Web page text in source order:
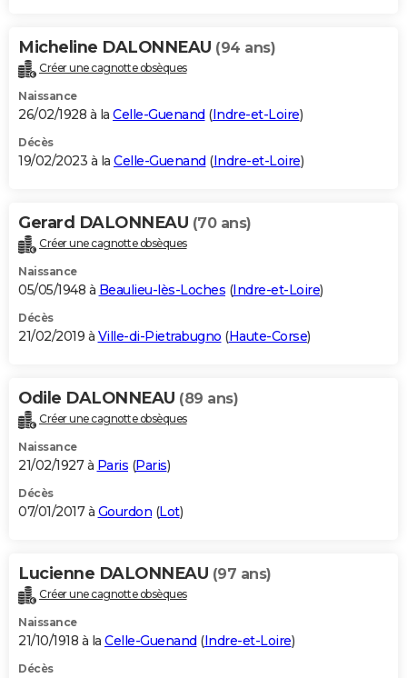
Micheline DALONNEAU (94 ans)
Créer une cagnotte obsèques
Naissance
26/02/1928 à la Celle-Guenand (Indre-et-Loire)
Décès
19/02/2023 à la Celle-Guenand (Indre-et-Loire)
Gerard DALONNEAU (70 ans)
Créer une cagnotte obsèques
Naissance
05/05/1948 à Beaulieu-lès-Loches (Indre-et-Loire)
Décès
21/02/2019 à Ville-di-Pietrabugno (Haute-Corse)
Odile DALONNEAU (89 ans)
Créer une cagnotte obsèques
Naissance
21/02/1927 à Paris (Paris)
Décès
07/01/2017 à Gourdon (Lot)
Lucienne DALONNEAU (97 ans)
Créer une cagnotte obsèques
Naissance
21/10/1918 à la Celle-Guenand (Indre-et-Loire)
Décès